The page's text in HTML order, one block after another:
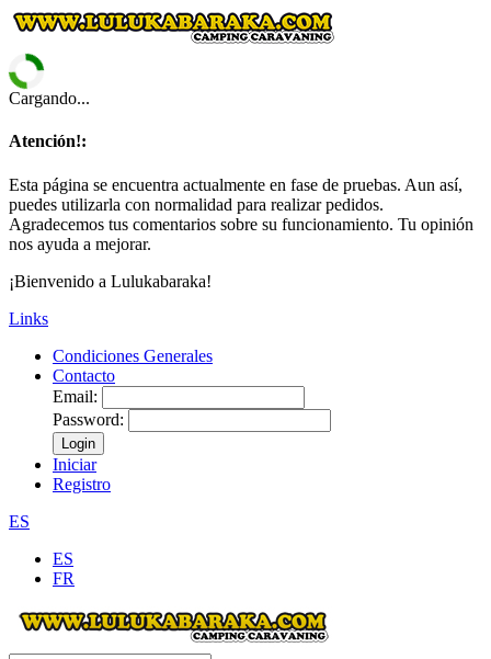
Cargando...
Atención!:
Esta página se encuentra actualmente en fase de pruebas. Aun así,
puedes utilizarla con normalidad para realizar pedidos.
Agradecemos tus comentarios sobre su funcionamiento. Tu opinión
nos ayuda a mejorar.
¡Bienvenido a Lulukabaraka!
Links
Condiciones Generales
Contacto
Email:
Password:
Login
Iniciar
Registro
ES
ES
FR